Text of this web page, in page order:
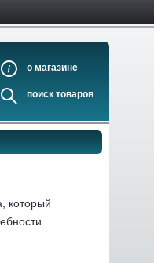
о
поиск
который